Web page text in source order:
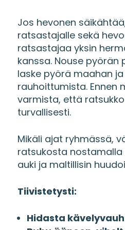
Jos hevonen
ratsastajalle sekä
ratsastajaa yksin
kanssa. Nouse
laske pyörä maahan
rauhoittumista. Ennen
varmista, että
turvallisesti.
Mikäli ajat ryhmässä,
ratsukosta nostamalla
auki ja maltillisin
Tiivistetysti:
Hidasta